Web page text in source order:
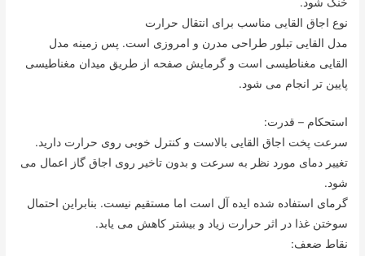
نوع اجاق القایی مناسب برای انتقال حرارت
مدل القایی تبلور طراحی مدرن و امروزی است. پس زمینه مدل
القایی مغناطیسی است و گرمایش صفحه از طریق میدان مغناطیسی
پایین تر انجام می شود.
استحکام – قدرت:
سرعت پخت اجاق القایی بالاست و کنترل خوبی روی حرارت دارید.
تغییر دمای مورد نظر به سرعت و بدون تاخیر روی اجاق گاز اعمال می
شود.
گرمای استفاده شده ایده آل است اما مستقیم نیست. بنابراین احتمال
سوختن غذا در اثر حرارت زیاد و بیشتر کاهش می یابد.
نقاط ضعف: